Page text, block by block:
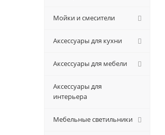
Мойки и смесители
Аксессуары для кухни
Аксессуары для мебели
Аксессуары для
интерьера
Мебельные светильники